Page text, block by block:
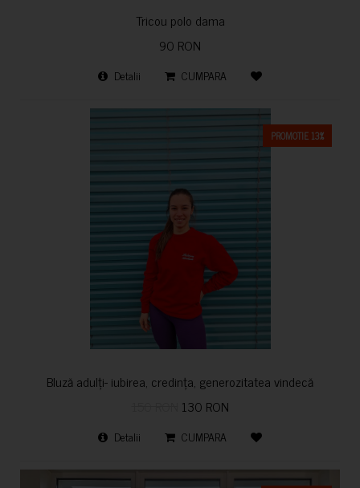
Tricou polo dama
90 RON
Detalii CUMPARA
PROMOTIE 13%
Bluză adulți- iubirea, credința, generozitatea vindecă
130 RON
Detalii CUMPARA